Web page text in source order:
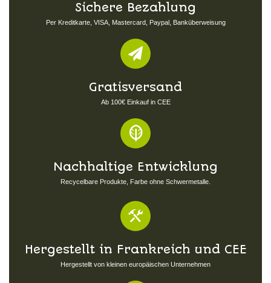
Sichere Bezahlung
Per Kreditkarte, VISA, Mastercard, Paypal, Banküberweisung
Gratisversand
Ab 100€ Einkauf in CEE
Nachhaltige Entwicklung
Recycelbare Produkte, Farbe ohne Schwermetalle.
Hergestellt in Frankreich und CEE
Hergestellt von kleinen europäischen Unternehmen